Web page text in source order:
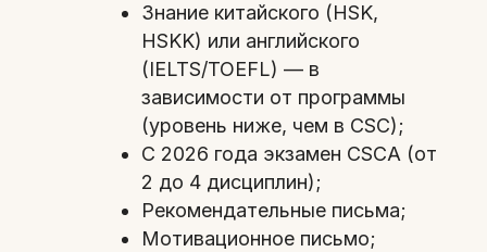
Знание китайского (HSK,
HSKK) или английского
(IELTS/TOEFL) — в
зависимости от программы
(уровень ниже, чем в CSC);
С 2026 года экзамен CSCA (от
2 до 4 дисциплин);
Рекомендательные письма;
Мотивационное письмо;